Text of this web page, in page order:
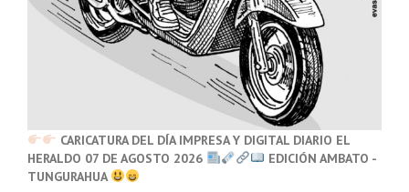
CARICATURA DEL DÍA IMPRESA Y DIGITAL DIARIO EL
HERALDO 07 DE AGOSTO 2026
EDICIÓN AMBATO -
TUNGURAHUA